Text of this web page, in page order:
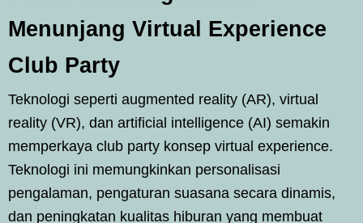
Menunjang Virtual Experience
Club Party
Teknologi seperti augmented reality (AR), virtual
reality (VR), dan artificial intelligence (AI) semakin
memperkaya club party konsep virtual experience.
Teknologi ini memungkinkan personalisasi
pengalaman, pengaturan suasana secara dinamis,
dan peningkatan kualitas hiburan yang membuat